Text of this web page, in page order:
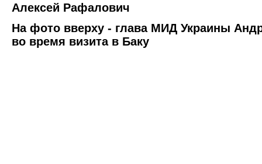
Алексей Рафалович
На фото вверху - глава МИД Украины
во время визита в Баку